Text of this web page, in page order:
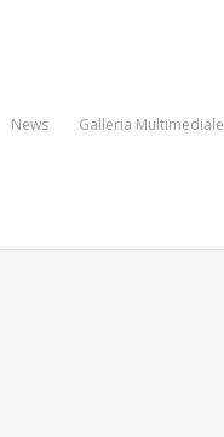
News Galleria Multimediale